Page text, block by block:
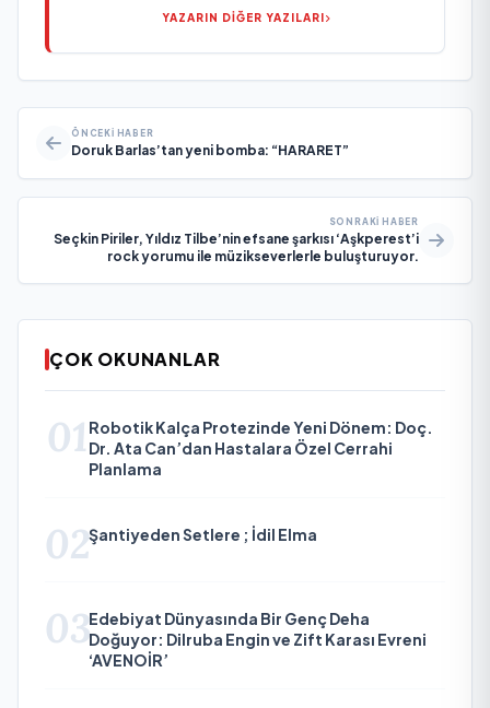
YAZARIN DİĞER YAZILARI
ÖNCEKI HABER
Doruk Barlas’tan yeni bomba: “HARARET”
SONRAKI HABER
Seçkin Piriler, Yıldız Tilbe’nin efsane şarkısı ‘Aşkperest’i
rock yorumu ile müzikseverlerle buluşturuyor.
ÇOK OKUNANLAR
01 Robotik Kalça Protezinde Yeni Dönem: Doç.
Dr. Ata Can’dan Hastalara Özel Cerrahi
Planlama
02Şantiyeden Setlere ; İdil Elma
03Edebiyat Dünyasında Bir Genç Deha
Doğuyor: Dilruba Engin ve Zift Karası Evreni
‘AVENOİR’